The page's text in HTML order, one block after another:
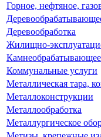
Горное, нефтяное,
Деревообработка
Жилищно-
Коммунальные услуги
Металлическая тара,
Металлоконструкции
Металлообработка
Металлургическое